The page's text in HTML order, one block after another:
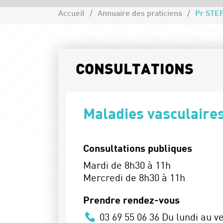
Accueil Annuaire des praticiens Pr
CONSULTATIONS
Maladies
Consultations publiques
Mardi de 8h30 à 11h
Mercredi de 8h30 à 11h
Prendre rendez-vous
03 69 55 06 36 Du lundi au